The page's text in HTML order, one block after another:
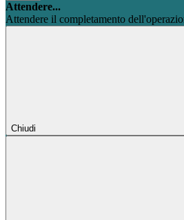
Attendere...
Attendere il completamento
Chiudi